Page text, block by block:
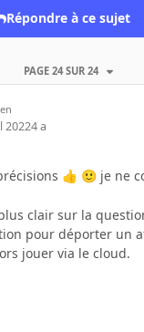
Répondre à ce sujet
PAGE 24 SUR 24
20224 a
👍 🙂 je ne
clair sur la
pour déporter un
jouer via le cloud.